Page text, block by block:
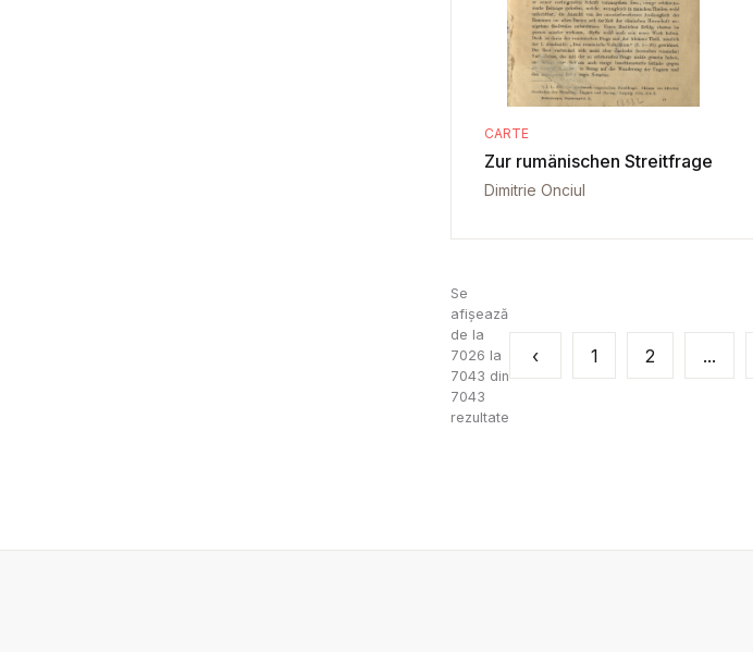
CARTE
Zur rumänischen Streitfrage
Dimitrie Onciul
Se
afișează
de la
7026 la
7043 din
7043
rezultate
‹ 1 2 ...